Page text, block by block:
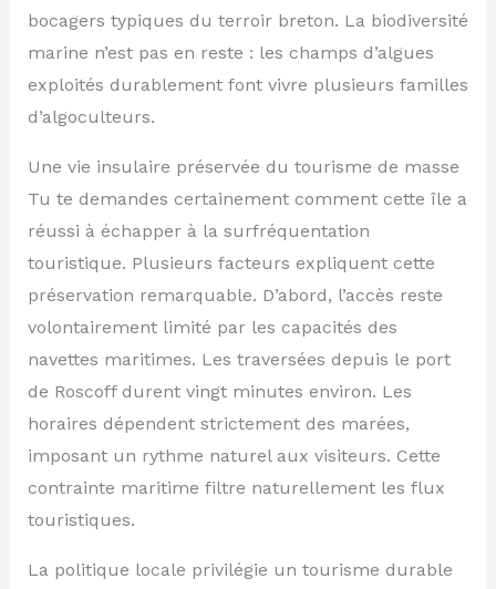
bocagers typiques du terroir breton. La biodiversité
marine n’est pas en reste : les champs d’algues
exploités durablement font vivre plusieurs familles
d’algoculteurs.
Une vie insulaire préservée du tourisme de masse
Tu te demandes certainement comment cette île a
réussi à échapper à la surfréquentation
touristique. Plusieurs facteurs expliquent cette
préservation remarquable. D’abord, l’accès reste
volontairement limité par les capacités des
navettes maritimes. Les traversées depuis le port
de Roscoff durent vingt minutes environ. Les
horaires dépendent strictement des marées,
imposant un rythme naturel aux visiteurs. Cette
contrainte maritime filtre naturellement les flux
touristiques.
La politique locale privilégie un tourisme durable